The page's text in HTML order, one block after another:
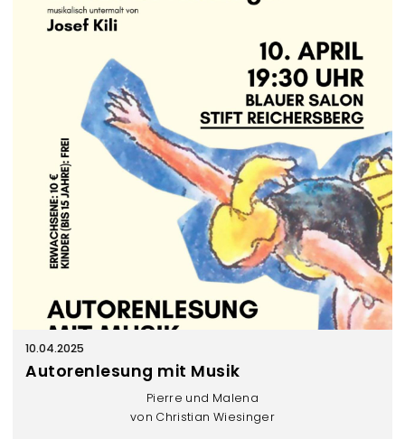
10.04.2025
Autorenlesung mit Musik
Pierre und Malena
von Christian Wiesinger